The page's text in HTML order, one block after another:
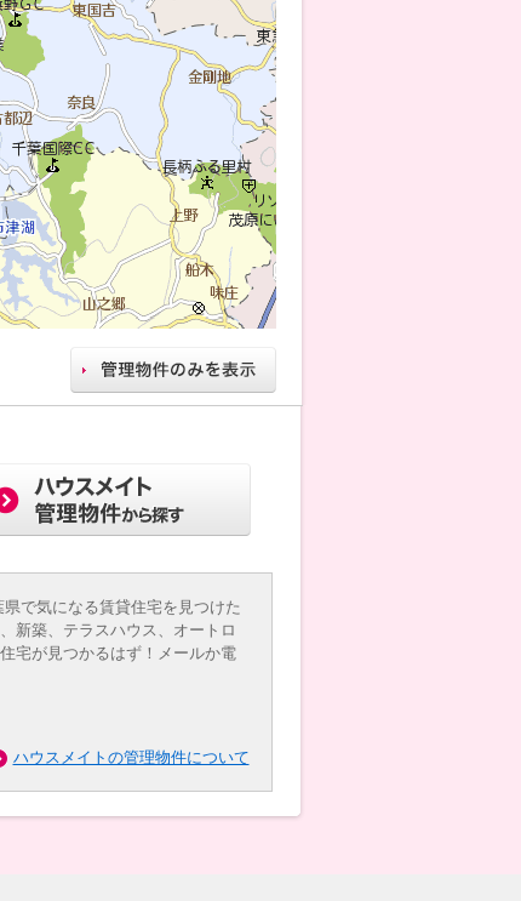
で気になる賃貸住宅を見つけた
新築、テラスハウス、オートロ
宅が見つかるはず！メールか電
ハウスメイトの管理物件について